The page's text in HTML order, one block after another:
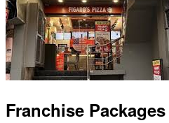
Franchise Packages